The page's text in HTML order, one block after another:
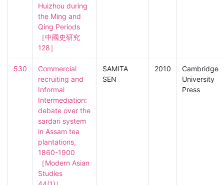
Huizhou during
the Ming and
Qing Periods
［中國史研究
128］
530
Commercial
recruiting and
Informal
Intermediation:
debate over the
sardari system
in Assam tea
plantations,
1860-1900
［Modern Asian
Studies
SAMITA
SEN
2010
Cambridge
University
Press